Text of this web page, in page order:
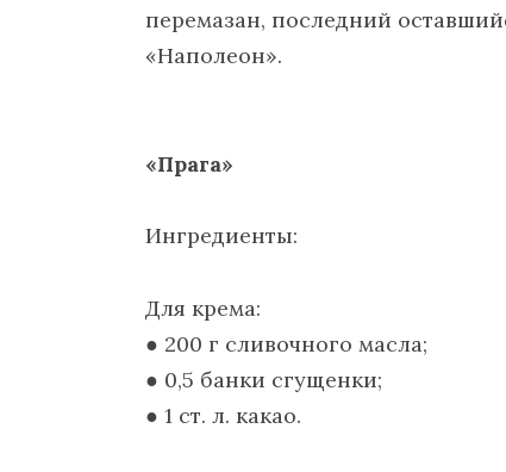
перемазан, последний
«Наполеон».
«Прага»
Ингредиенты:
Для крема:
● 200 г сливочного масла;
● 0,5 банки сгущенки;
● 1 ст. л. какао.